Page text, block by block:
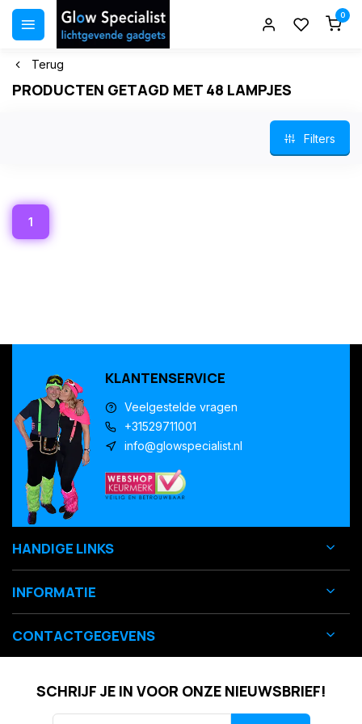
0
Terug
PRODUCTEN GETAGD MET 48 LAMPJES
Filters
1
KLANTENSERVICE
Veelgestelde vragen
+31529711001
info@glowspecialist.nl
HANDIGE LINKS
INFORMATIE
CONTACTGEGEVENS
SCHRIJF JE IN VOOR ONZE NIEUWSBRIEF!